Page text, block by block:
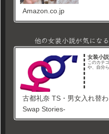
Amazon.co.jp
他の女装小説が気にな
女装小説
このカテ
や、自分ら
古都礼奈 TS・男女入れ替
Swap Stories-